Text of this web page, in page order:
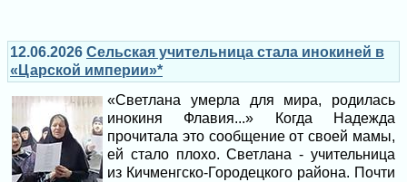
12.06.2026 Сельская учительница стала инокиней в
«Царской империи»*
«Светлана умерла для мира, родилась
инокиня Флавия...» Когда Надежда
прочитала это сообщение от своей мамы,
ей стало плохо. Светлана - учительница
из Кичменгско-Городецкого района. Почти